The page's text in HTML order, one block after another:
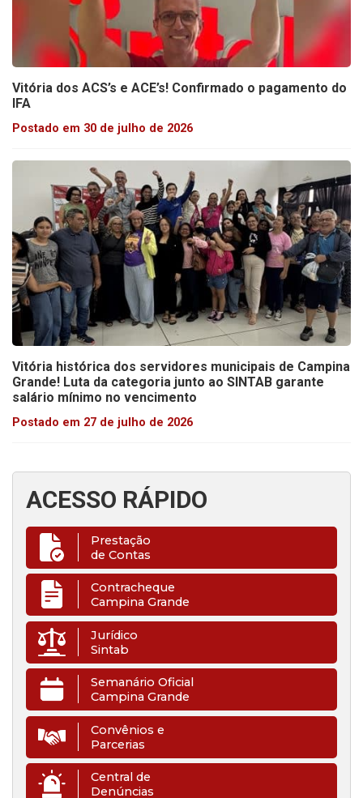
Vitória dos ACS’s e ACE’s! Confirmado o pagamento do
IFA
Postado em 30 de julho de 2026
Vitória histórica dos servidores municipais de Campina
Grande! Luta da categoria junto ao SINTAB garante
salário mínimo no vencimento
Postado em 27 de julho de 2026
ACESSO RÁPIDO
Prestação
de Contas
Contracheque
Campina Grande
Jurídico
Sintab
Semanário Oficial
Campina Grande
Convênios e
Parcerias
Central de
Denúncias